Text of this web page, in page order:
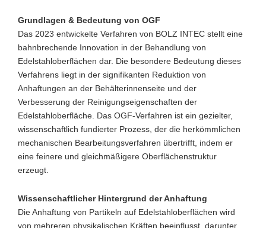
Grundlagen & Bedeutung von OGF
Das 2023 entwickelte Verfahren von BOLZ INTEC stellt eine
bahnbrechende Innovation in der Behandlung von
Edelstahloberflächen dar. Die besondere Bedeutung dieses
Verfahrens liegt in der signifikanten Reduktion von
Anhaftungen an der Behälterinnenseite und der
Verbesserung der Reinigungseigenschaften der
Edelstahloberfläche. Das OGF-Verfahren ist ein gezielter,
wissenschaftlich fundierter Prozess, der die herkömmlichen
mechanischen Bearbeitungsverfahren übertrifft, indem er
eine feinere und gleichmäßigere Oberflächenstruktur
erzeugt.
Wissenschaftlicher Hintergrund der Anhaftung
Die Anhaftung von Partikeln auf Edelstahloberflächen wird
von mehreren physikalischen Kräften beeinflusst, darunter